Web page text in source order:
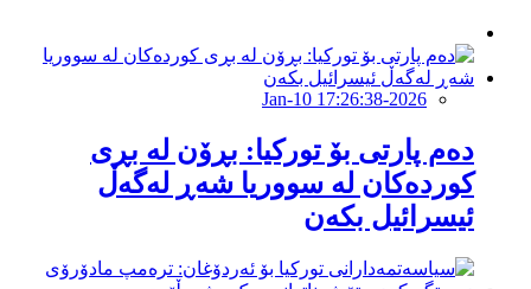
2026-Jan-10 17:26:38
دەم پارتی بۆ تورکیا: بڕۆن لە بڕی
کوردەکان لە سووریا شەڕ لەگەڵ
ئیسرائیل بکەن